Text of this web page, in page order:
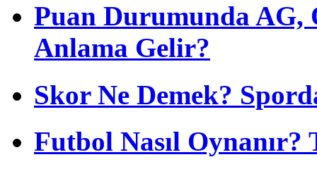
Puan Durumunda AG,
Anlama Gelir?
Skor Ne Demek?
Futbol Nasıl